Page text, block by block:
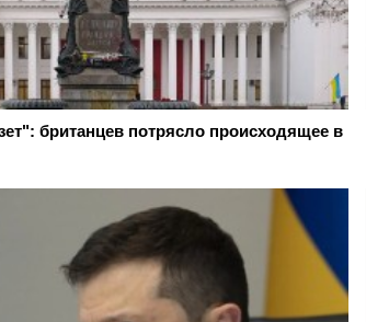
британцев потрясло происходящее в